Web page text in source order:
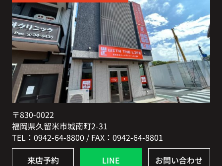
〒830-0022
福岡県久留米市城南町2-31
TEL：0942-64-8800 / FAX：0942-64-8801
来店予約 LINE お問い合わせ